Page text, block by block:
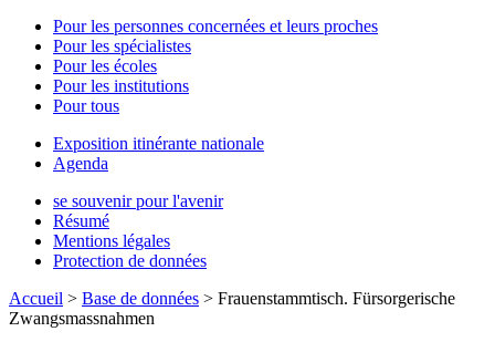
Pour les personnes concernées et leurs proches
Pour les spécialistes
Pour les écoles
Pour les institutions
Pour tous
Exposition itinérante nationale
Agenda
se souvenir pour l'avenir
Résumé
Mentions légales
Protection de données
Accueil > Base de données > Frauenstammtisch. Fürsorgerische
Zwangsmassnahmen